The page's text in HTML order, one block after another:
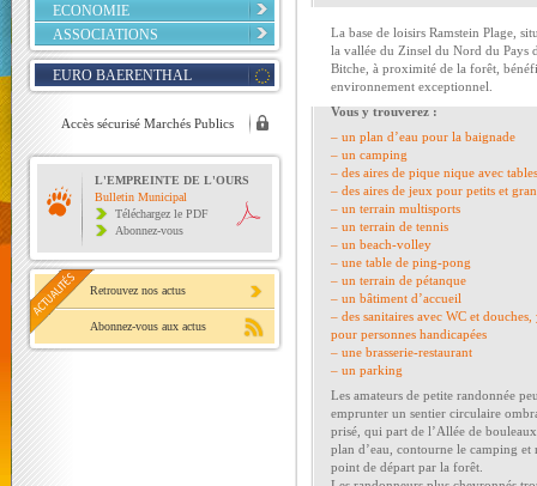
ECONOMIE
ASSOCIATIONS
EURO BAERENTHAL
Accès sécurisé Marchés Publics
L'EMPREINTE DE L'OURS
Bulletin Municipal
Téléchargez le PDF
Abonnez-vous
Retrouvez nos actus
Abonnez-vous aux actus
La base de loisirs Ramstein Plage,
la vallée du Zinsel du Nord du Pays
Bitche, à proximité de la forêt,
environnement exceptionnel.
Vous y trouverez :
– un plan d’eau pour la baignade
– un camping
– des aires de pique nique avec
– des aires de jeux pour petits et
– un terrain multisports
– un terrain de tennis
– un beach-volley
– une table de ping-pong
– un terrain de pétanque
– un bâtiment d’accueil
– des sanitaires avec WC et
pour personnes handicapées
– une brasserie-restaurant
– un parking
Les amateurs de petite randonnée
emprunter un sentier circulaire
prisé, qui part de l’Allée de
plan d’eau, contourne le camping et
point de départ par la forêt.